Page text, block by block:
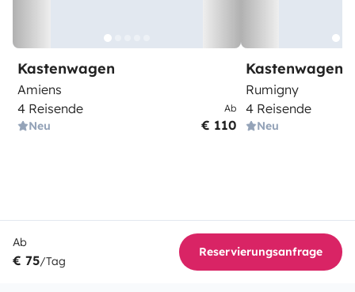
Kastenwagen
Amiens
4 Reisende
Neu
Ab
€ 110
Kastenwagen
Rumigny
4 Reisende
Neu
Ab
€ 75/Tag
Reservierungsanfrage